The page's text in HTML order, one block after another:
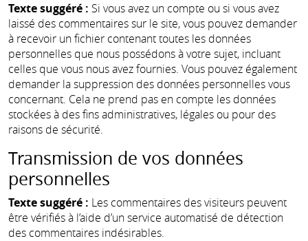
Texte suggéré : Si vous avez un compte ou si vous avez
laissé des commentaires sur le site, vous pouvez demander
à recevoir un fichier contenant toutes les données
personnelles que nous possédons à votre sujet, incluant
celles que vous nous avez fournies. Vous pouvez également
demander la suppression des données personnelles vous
concernant. Cela ne prend pas en compte les données
stockées à des fins administratives, légales ou pour des
raisons de sécurité.
Transmission de vos données
personnelles
Texte suggéré : Les commentaires des visiteurs peuvent
être vérifiés à l’aide d’un service automatisé de détection
des commentaires indésirables.